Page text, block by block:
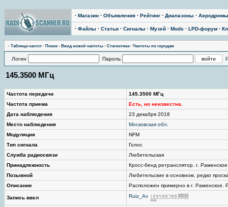
· Магазин · Объявления · Рейтинг · Диапазоны · Аэродромы
· Файлы · Статьи · Сигналы · Музей · Mods · LPD-форум ·
· Таблица частот · Поиск · Ввод новой частоты · Статистика· Частоты по городам
Логин Пароль
145.3500 МГц
Частота передачи
145.3500 МГц
Частота приема
Есть, но неизвестна.
Дата наблюдения
23 декабря 2018
Место наблюдения
Московская обл.
Модуляция
NFM
Тип сигнала
Голос
Служба радиосвязи
Любительская
Принадлежность
Кросс-бенд ретранслятор. г.
Позывной
Любительские в основном, редко
Описание
Расположен примерно в г. Раменское.
Запись ввел Ruiz_Av